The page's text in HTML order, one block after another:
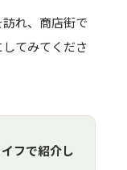
れ、商店街で
てみてくださ
フで紹介し